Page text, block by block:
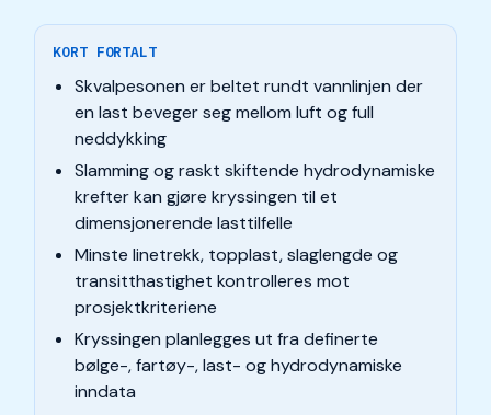
KORT FORTALT
Skvalpesonen er beltet rundt vannlinjen der
en last beveger seg mellom luft og full
neddykking
Slamming og raskt skiftende hydrodynamiske
krefter kan gjøre kryssingen til et
dimensjonerende lasttilfelle
Minste linetrekk, topplast, slaglengde og
transitthastighet kontrolleres mot
prosjektkriteriene
Kryssingen planlegges ut fra definerte
bølge-, fartøy-, last- og hydrodynamiske
inndata